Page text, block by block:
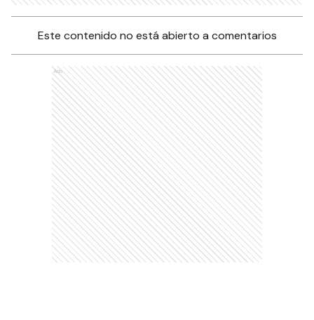
Este contenido no está abierto a comentarios
Ads